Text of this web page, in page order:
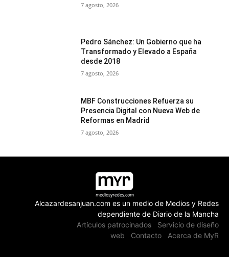
7 agosto, 2026
Pedro Sánchez: Un Gobierno que ha
Transformado y Elevado a España
desde 2018
7 agosto, 2026
MBF Construcciones Refuerza su
Presencia Digital con Nueva Web de
Reformas en Madrid
7 agosto, 2026
Alcazardesanjuan.com es un medio de Medios y Redes
dependiente de Diario de la Mancha
Artículos patrocinados
Servicio de diseño
web
Contacto Acerca de MyR